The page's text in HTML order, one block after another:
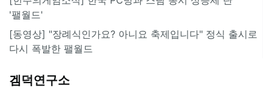
'팰월드'
[동영상] "장례식인가요? 아니요 축제입니다" 정식 출시로
다시 폭발한 팰월드
겜덕연구소